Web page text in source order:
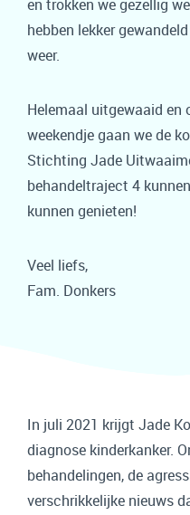
en trokken we gezellig
hebben lekker
weer.
Helemaal uitgewaaid en
weekendje gaan we de
Stichting Jade
behandeltraject 4
kunnen genieten!
Veel liefs,
Fam. Donkers
In juli 2021 krijgt Jade
diagnose kinderkanker.
behandelingen, de
verschrikkelijke nieuws